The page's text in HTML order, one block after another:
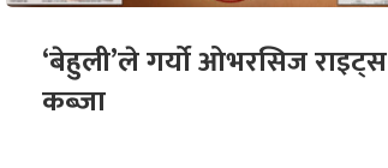
‘बेहुली’ले गर्यो ओभरसिज राइट्स
कब्जा